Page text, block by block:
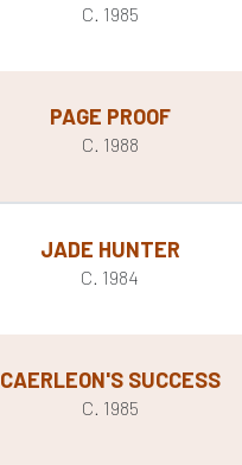
C. 1985
PAGE PROOF
C. 1988
JADE HUNTER
C. 1984
CAERLEON'S SUCCESS
C. 1985